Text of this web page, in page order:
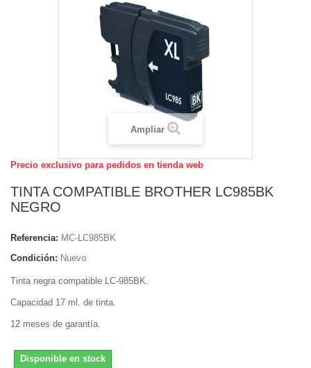
Ampliar
Precio exclusivo para pedidos en tienda web
TINTA COMPATIBLE BROTHER LC985BK
NEGRO
Referencia: MC-LC985BK
Condición: Nuevo
Tinta negra compatible LC-985BK.
Capacidad 17 ml. de tinta.
12 meses de garantía.
Disponible en stock